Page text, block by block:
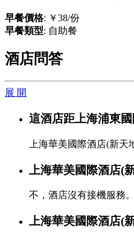
早餐價格: ￥38/份
早餐類型: 自助餐
酒店問答
展 開
這酒店距上海浦東
上海華美國際酒店(新天
上海華美國際酒店(
不，酒店沒有接機服務。
上海華美國際酒店(